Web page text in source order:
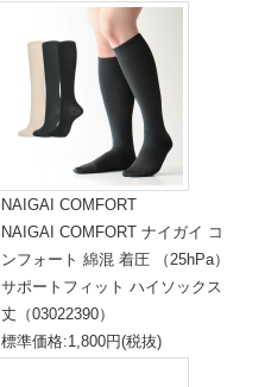
NAIGAI COMFORT
NAIGAI COMFORT ナイガイ コ
ンフォート 綿混 着圧 （25hPa）
サポートフィット ハイソックス
丈（03022390）
標準価格:1,800円(税抜)